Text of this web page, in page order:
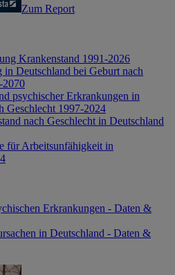
Zum Report
Krankenstand 1991-2026
in Deutschland bei Geburt nach
2070
psychischer Erkrankungen in
Geschlecht 1997-2024
nach Geschlecht in Deutschland
für Arbeitsunfähigkeit in
Erkrankungen - Daten &
in Deutschland - Daten &